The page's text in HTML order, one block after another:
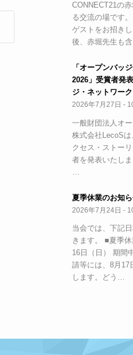
CONNECT21の
る交流の場です
ゲストをお招き
後、赤堀先生も
「オープンバッ
2026」受賞者発
ジ・ネットワーク
2026年7月27日 -
一般財団法人オ
株式会社LecoS
クセス・ストー
者を発表いたし
夏季休業のお知
2026年7月24日 -
当会では、下記
きます。 ■夏季
16日（日） 期間
請等には、8月17
します。どう…